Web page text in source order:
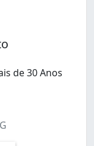
de 30 Anos